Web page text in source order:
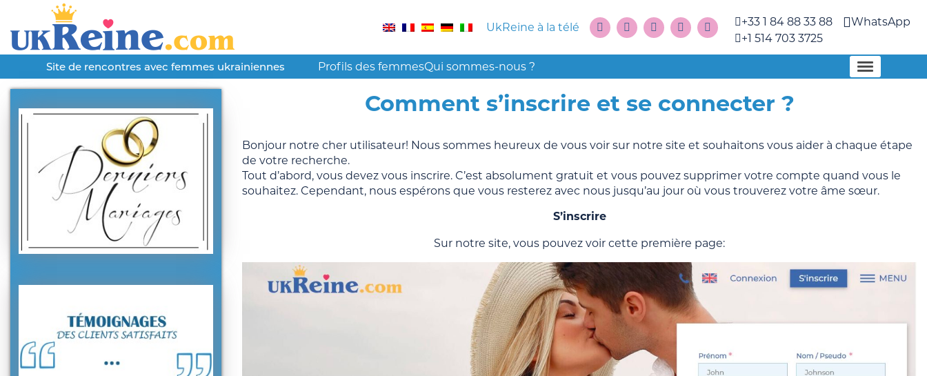
UkReine à la télé
+33 1 84 88 33 88
+1 514 703 3725
WhatsApp
Site de rencontres avec femmes ukrainiennes Profils des femmesQui sommes-nous ?
Comment s’inscrire et se connecter ?
Bonjour notre cher utilisateur! Nous sommes heureux de vous voir sur notre site et souhaitons vous aider à chaque étape
de votre recherche.
Tout d’abord, vous devez vous inscrire. C’est absolument gratuit et vous pouvez supprimer votre compte quand vous le
souhaitez. Cependant, nous espérons que vous resterez avec nous jusqu’au jour où vous trouverez votre âme sœur.
S’inscrire
Sur notre site, vous pouvez voir cette première page: